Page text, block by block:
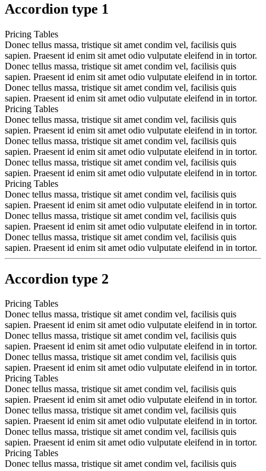
Accordion type 1
Pricing Tables
Donec tellus massa, tristique sit amet condim vel, facilisis quis
sapien. Praesent id enim sit amet odio vulputate eleifend in in tortor.
Donec tellus massa, tristique sit amet condim vel, facilisis quis
sapien. Praesent id enim sit amet odio vulputate eleifend in in tortor.
Donec tellus massa, tristique sit amet condim vel, facilisis quis
sapien. Praesent id enim sit amet odio vulputate eleifend in in tortor.
Pricing Tables
Donec tellus massa, tristique sit amet condim vel, facilisis quis
sapien. Praesent id enim sit amet odio vulputate eleifend in in tortor.
Donec tellus massa, tristique sit amet condim vel, facilisis quis
sapien. Praesent id enim sit amet odio vulputate eleifend in in tortor.
Donec tellus massa, tristique sit amet condim vel, facilisis quis
sapien. Praesent id enim sit amet odio vulputate eleifend in in tortor.
Pricing Tables
Donec tellus massa, tristique sit amet condim vel, facilisis quis
sapien. Praesent id enim sit amet odio vulputate eleifend in in tortor.
Donec tellus massa, tristique sit amet condim vel, facilisis quis
sapien. Praesent id enim sit amet odio vulputate eleifend in in tortor.
Donec tellus massa, tristique sit amet condim vel, facilisis quis
sapien. Praesent id enim sit amet odio vulputate eleifend in in tortor.
Accordion type 2
Pricing Tables
Donec tellus massa, tristique sit amet condim vel, facilisis quis
sapien. Praesent id enim sit amet odio vulputate eleifend in in tortor.
Donec tellus massa, tristique sit amet condim vel, facilisis quis
sapien. Praesent id enim sit amet odio vulputate eleifend in in tortor.
Donec tellus massa, tristique sit amet condim vel, facilisis quis
sapien. Praesent id enim sit amet odio vulputate eleifend in in tortor.
Pricing Tables
Donec tellus massa, tristique sit amet condim vel, facilisis quis
sapien. Praesent id enim sit amet odio vulputate eleifend in in tortor.
Donec tellus massa, tristique sit amet condim vel, facilisis quis
sapien. Praesent id enim sit amet odio vulputate eleifend in in tortor.
Donec tellus massa, tristique sit amet condim vel, facilisis quis
sapien. Praesent id enim sit amet odio vulputate eleifend in in tortor.
Pricing Tables
Donec tellus massa, tristique sit amet condim vel, facilisis quis